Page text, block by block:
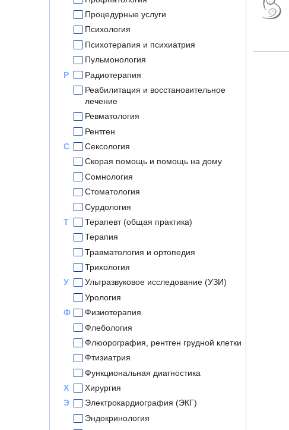
Процедурные услуги
Психология
Психотерапия и психиатрия
Пульмонология
Р
Радиотерапия
Реабилитация и восстановительное
лечение
Ревматология
Рентген
С
Сексология
Скорая помощь и помощь на дому
Сомнология
Стоматология
Сурдология
Т
Терапевт (общая практика)
Терапия
Травматология и ортопедия
Трихология
У
Ультразвуковое исследование (УЗИ)
Урология
Ф
Физиотерапия
Флебология
Флюорография, рентген грудной клетки
Фтизиатрия
Функциональная диагностика
Х
Хирургия
Э
Электрокардиография (ЭКГ)
Эндокринология